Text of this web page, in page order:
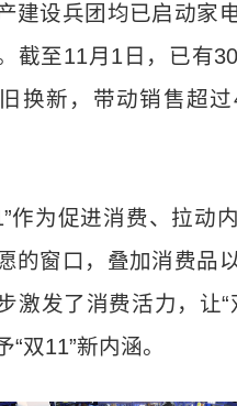
建设兵团均已启动家
截至11月1日，已有
换新，带动销售超过
作为促进消费、拉动
的窗口，叠加消费品
激发了消费活力，让“
“双11”新内涵。